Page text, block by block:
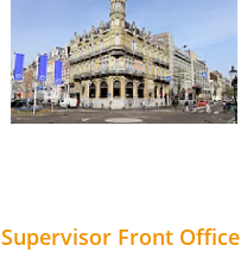
Supervisor Front Office